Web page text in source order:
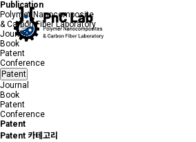
Pub ication
Polymer Nanocomposite
& Carbon Fiber Laboratory
Journal
Book
Patent
Conference
Patent
Journal
Book
Patent
Conference
Patent
Patent 카테고리